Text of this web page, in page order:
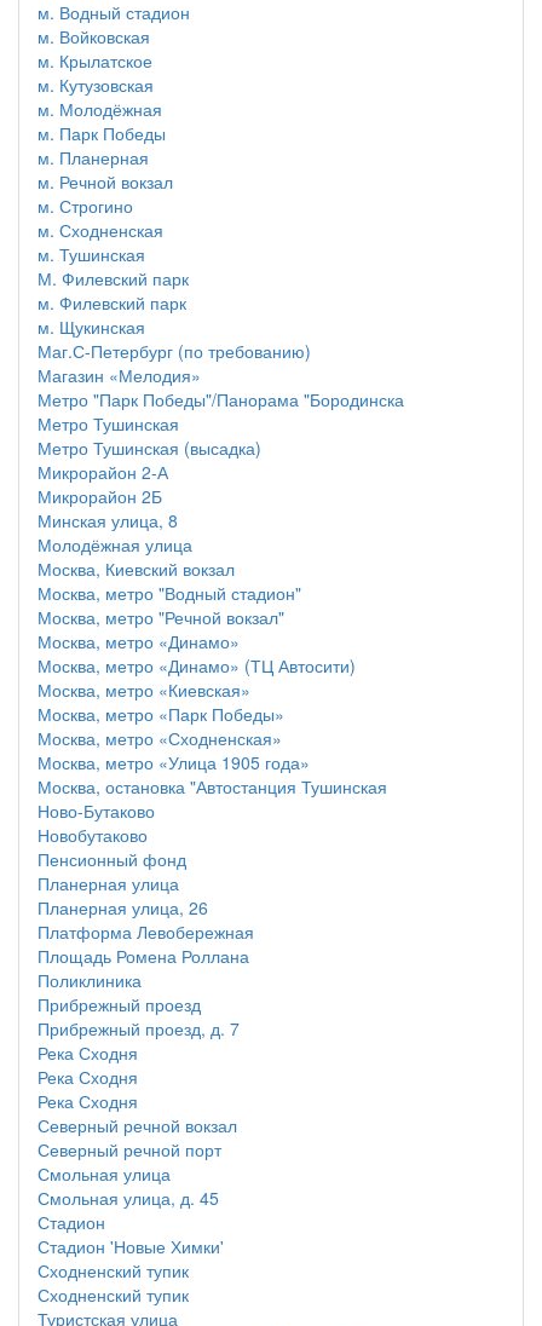
м. Водный стадион
м. Войковская
м. Крылатское
м. Кутузовская
м. Молодёжная
м. Парк Победы
м. Планерная
м. Речной вокзал
м. Строгино
м. Сходненская
м. Тушинская
М. Филевский парк
м. Филевский парк
м. Щукинская
Маг.С-Петербург (по требованию)
Магазин «Мелодия»
Метро "Парк Победы"/Панорама "Бородинска
Метро Тушинская
Метро Тушинская (высадка)
Микрорайон 2-А
Микрорайон 2Б
Минская улица, 8
Молодёжная улица
Москва, Киевский вокзал
Москва, метро "Водный стадион"
Москва, метро "Речной вокзал"
Москва, метро «Динамо»
Москва, метро «Динамо» (ТЦ Автосити)
Москва, метро «Киевская»
Москва, метро «Парк Победы»
Москва, метро «Сходненская»
Москва, метро «Улица 1905 года»
Москва, остановка "Автостанция Тушинская
Ново-Бутаково
Новобутаково
Пенсионный фонд
Планерная улица
Планерная улица, 26
Платформа Левобережная
Площадь Ромена Роллана
Поликлиника
Прибрежный проезд
Прибрежный проезд, д. 7
Река Сходня
Река Сходня
Река Сходня
Северный речной вокзал
Северный речной порт
Смольная улица
Смольная улица, д. 45
Стадион
Стадион 'Новые Химки'
Сходненский тупик
Сходненский тупик
Туристская улица